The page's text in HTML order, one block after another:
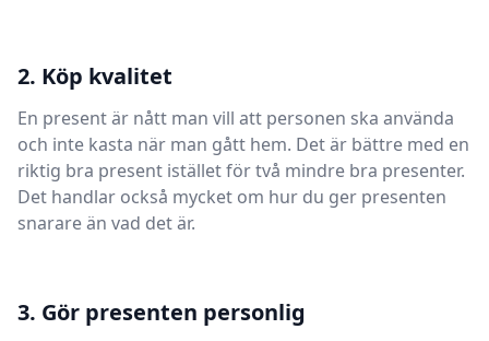
2. Köp kvalitet
En present är nått man vill att personen ska använda
och inte kasta när man gått hem. Det är bättre med en
riktig bra present istället för två mindre bra presenter.
Det handlar också mycket om hur du ger presenten
snarare än vad det är.
3. Gör presenten personlig